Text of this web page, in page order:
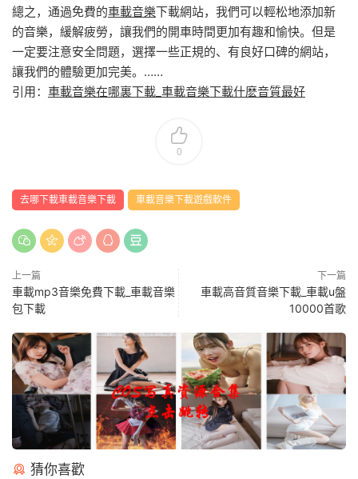
總之，通過免費的車載音樂下載網站，我們可以輕松地添加新
的音樂，緩解疲勞，讓我們的開車時間更加有趣和愉快。但是
一定要注意安全問題，選擇一些正規的、有良好口碑的網站，
讓我們的體驗更加完美。……
引用： 車載音樂在哪裏下載_車載音樂下載什麽音質最好
0
去哪下載車載音樂下載 車載音樂下載遊戲軟件
上一篇
車載mp3音樂免費下載_車載音樂
包下載
下一篇
車載高音質音樂下載_車載u盤
10000首歌
猜你喜歡